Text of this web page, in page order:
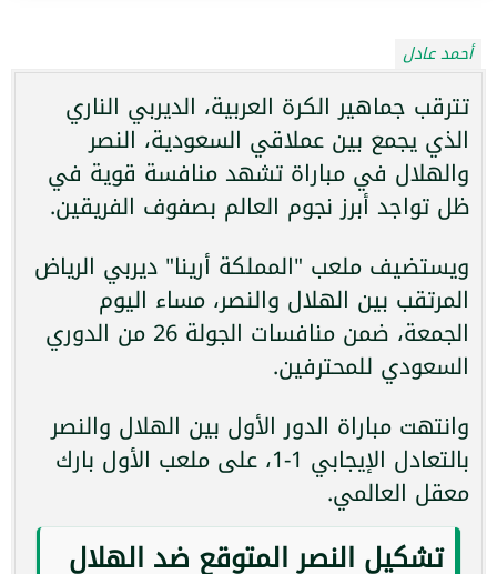
أحمد عادل
تترقب جماهير الكرة العربية، الديربي الناري
الذي يجمع بين عملاقي السعودية، النصر
والهلال في مباراة تشهد منافسة قوية في
ظل تواجد أبرز نجوم العالم بصفوف الفريقين.
ويستضيف ملعب "المملكة أرينا" ديربي الرياض
المرتقب بين الهلال والنصر، مساء اليوم
الجمعة، ضمن منافسات الجولة 26 من الدوري
السعودي للمحترفين.
وانتهت مباراة الدور الأول بين الهلال والنصر
بالتعادل الإيجابي 1-1، على ملعب الأول بارك
معقل العالمي.
تشكيل النصر المتوقع ضد الهلال